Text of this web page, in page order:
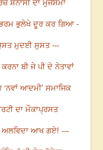
ਭਰਮ ਭੁਲੇਖੇ ਦੂਰ ਕਰ ਗਿਆ -
ਚੁਸਤ ਮੁਦਈ ਸੁਸਤ ---
ਬੀ ਜੇ ਪੀ ਦੇ ਨੇਤਾਵਾਂ
ਆਦਮੀ’ ਸਮਾਜਿਕ
ਦਾ ਮੌਕਾਪ੍ਰਸਤ
ਅਲਵਿਦਾ ਆਖ ਗਏ! ---